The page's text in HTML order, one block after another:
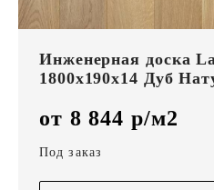
Инженерная доска
1800х190х14 Дуб
от 8 844 р/м2
Под заказ